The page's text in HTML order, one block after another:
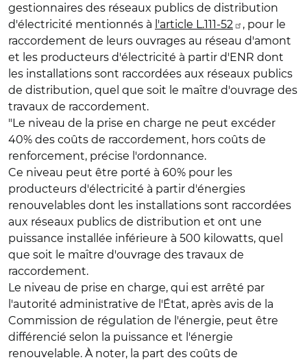
gestionnaires des réseaux publics de distribution
d'électricité mentionnés à l'article L.111-52
, pour le
raccordement de leurs ouvrages au réseau d'amont
et les producteurs d'électricité à partir d'ENR dont
les installations sont raccordées aux réseaux publics
de distribution, quel que soit le maître d'ouvrage des
travaux de raccordement.
"Le niveau de la prise en charge ne peut excéder
40% des coûts de raccordement, hors coûts de
renforcement, précise l'ordonnance.
Ce niveau peut être porté à 60% pour les
producteurs d'électricité à partir d'énergies
renouvelables dont les installations sont raccordées
aux réseaux publics de distribution et ont une
puissance installée inférieure à 500 kilowatts, quel
que soit le maître d'ouvrage des travaux de
raccordement.
Le niveau de prise en charge, qui est arrêté par
l'autorité administrative de l'État, après avis de la
Commission de régulation de l'énergie, peut être
différencié selon la puissance et l'énergie
renouvelable. À noter, la part des coûts de